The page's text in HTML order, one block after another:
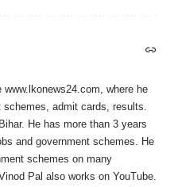
where he
admit cards, results.
He has more than 3 years
and government schemes. He
schemes on many
Pal also works on YouTube.